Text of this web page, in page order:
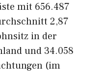
mit 656.487
2,87
in der
und 34.058
(im